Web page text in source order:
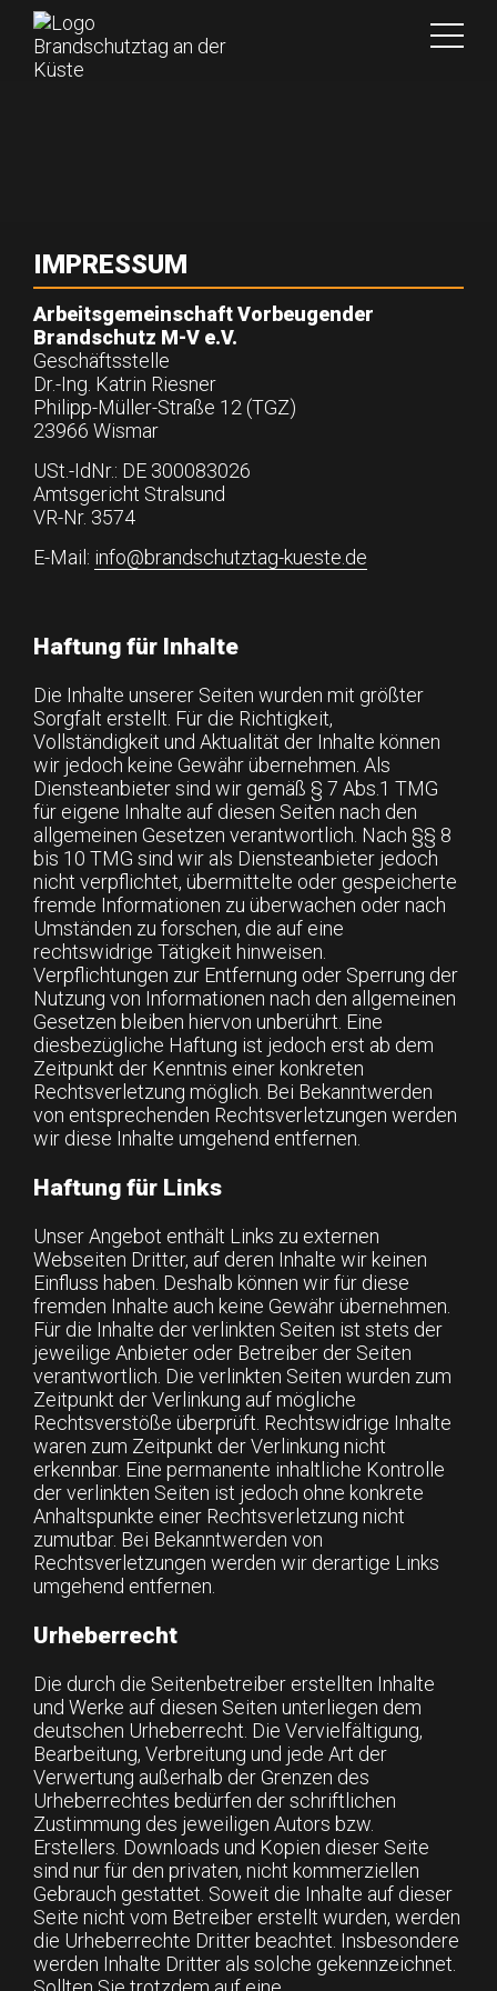
IMPRESSUM
Arbeitsgemeinschaft Vorbeugender
Brandschutz M-V e.V.
Geschäftsstelle
Dr.-Ing. Katrin Riesner
Philipp-Müller-Straße 12 (TGZ)
23966 Wismar
USt.-IdNr.: DE 300083026
Amtsgericht Stralsund
VR-Nr. 3574
E-Mail: info@brandschutztag-kueste.de
Haftung für Inhalte
Die Inhalte unserer Seiten wurden mit größter
Sorgfalt erstellt. Für die Richtigkeit,
Vollständigkeit und Aktualität der Inhalte können
wir jedoch keine Gewähr übernehmen. Als
Diensteanbieter sind wir gemäß § 7 Abs.1 TMG
für eigene Inhalte auf diesen Seiten nach den
allgemeinen Gesetzen verantwortlich. Nach §§ 8
bis 10 TMG sind wir als Diensteanbieter jedoch
nicht verpflichtet, übermittelte oder gespeicherte
fremde Informationen zu überwachen oder nach
Umständen zu forschen, die auf eine
rechtswidrige Tätigkeit hinweisen.
Verpflichtungen zur Entfernung oder Sperrung der
Nutzung von Informationen nach den allgemeinen
Gesetzen bleiben hiervon unberührt. Eine
diesbezügliche Haftung ist jedoch erst ab dem
Zeitpunkt der Kenntnis einer konkreten
Rechtsverletzung möglich. Bei Bekanntwerden
von entsprechenden Rechtsverletzungen werden
wir diese Inhalte umgehend entfernen.
Haftung für Links
Unser Angebot enthält Links zu externen
Webseiten Dritter, auf deren Inhalte wir keinen
Einfluss haben. Deshalb können wir für diese
fremden Inhalte auch keine Gewähr übernehmen.
Für die Inhalte der verlinkten Seiten ist stets der
jeweilige Anbieter oder Betreiber der Seiten
verantwortlich. Die verlinkten Seiten wurden zum
Zeitpunkt der Verlinkung auf mögliche
Rechtsverstöße überprüft. Rechtswidrige Inhalte
waren zum Zeitpunkt der Verlinkung nicht
erkennbar. Eine permanente inhaltliche Kontrolle
der verlinkten Seiten ist jedoch ohne konkrete
Anhaltspunkte einer Rechtsverletzung nicht
zumutbar. Bei Bekanntwerden von
Rechtsverletzungen werden wir derartige Links
umgehend entfernen.
Urheberrecht
Die durch die Seitenbetreiber erstellten Inhalte
und Werke auf diesen Seiten unterliegen dem
deutschen Urheberrecht. Die Vervielfältigung,
Bearbeitung, Verbreitung und jede Art der
Verwertung außerhalb der Grenzen des
Urheberrechtes bedürfen der schriftlichen
Zustimmung des jeweiligen Autors bzw.
Erstellers. Downloads und Kopien dieser Seite
sind nur für den privaten, nicht kommerziellen
Gebrauch gestattet. Soweit die Inhalte auf dieser
Seite nicht vom Betreiber erstellt wurden, werden
die Urheberrechte Dritter beachtet. Insbesondere
werden Inhalte Dritter als solche gekennzeichnet.